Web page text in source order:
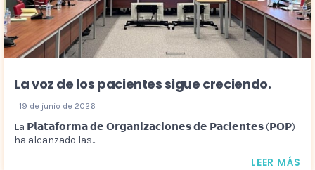
La voz de los pacientes sigue creciendo.
19 de junio de 2026
La 𝗣𝗹𝗮𝘁𝗮𝗳𝗼𝗿𝗺𝗮 𝗱𝗲 𝗢𝗿𝗴𝗮𝗻𝗶𝘇𝗮𝗰𝗶𝗼𝗻𝗲𝘀 𝗱𝗲 𝗣𝗮𝗰𝗶𝗲𝗻𝘁𝗲𝘀 (𝗣𝗢𝗣)
ha alcanzado las...
LEER MÁS